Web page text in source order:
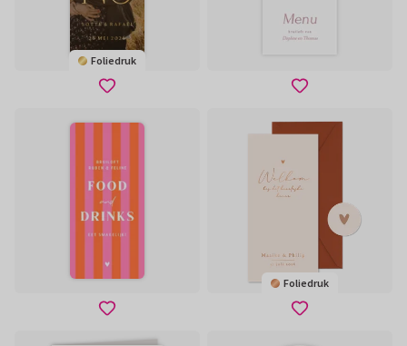
Foliedruk
Foliedruk